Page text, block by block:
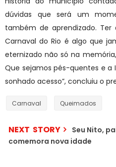
dúvidas que será um
também de aprendizado.
Carnaval do Rio é algo que
eternizado não só na
Que sejamos pés-quentes e a
sonhado acesso”, concluiu o
Carnaval Queimados
NEXT STORY
Seu Nito,
comemora nova idade